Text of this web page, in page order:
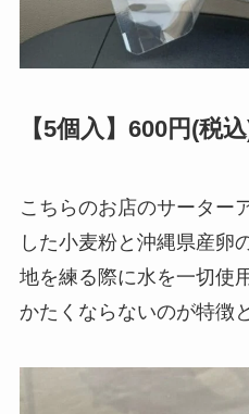
【5個入】600円(税
こちらのお店のサーター
した小麦粉と沖縄県産卵
地を練る際に水を一切使
かたくならないのが特徴